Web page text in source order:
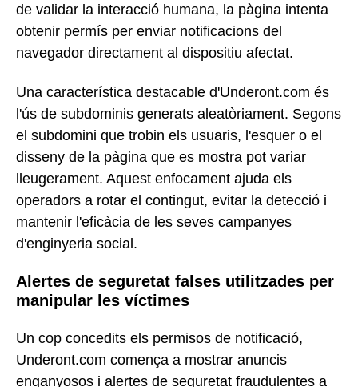
de validar la interacció humana, la pàgina intenta
obtenir permís per enviar notificacions del
navegador directament al dispositiu afectat.
Una característica destacable d'Underont.com és
l'ús de subdominis generats aleatòriament. Segons
el subdomini que trobin els usuaris, l'esquer o el
disseny de la pàgina que es mostra pot variar
lleugerament. Aquest enfocament ajuda els
operadors a rotar el contingut, evitar la detecció i
mantenir l'eficàcia de les seves campanyes
d'enginyeria social.
Alertes de seguretat falses utilitzades per
manipular les víctimes
Un cop concedits els permisos de notificació,
Underont.com comença a mostrar anuncis
enganyosos i alertes de seguretat fraudulentes a